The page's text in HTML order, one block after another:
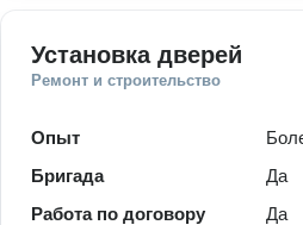
Установка дверей
Ремонт и строительство
Опыт
Бригада
Да
Работа по договору
Да